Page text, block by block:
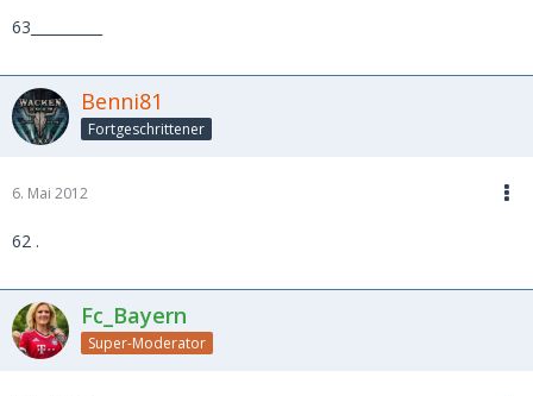
63__________
Benni81
Fortgeschrittener
6. Mai 2012
62 .
Fc_Bayern
Super-Moderator